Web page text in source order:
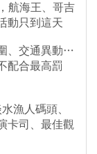
航海王、哥吉
動只到這天
、交通異動…
配合最高罰
漁人碼頭、
卡司、最佳觀